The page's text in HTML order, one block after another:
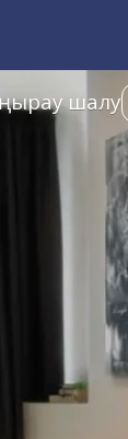
шалу